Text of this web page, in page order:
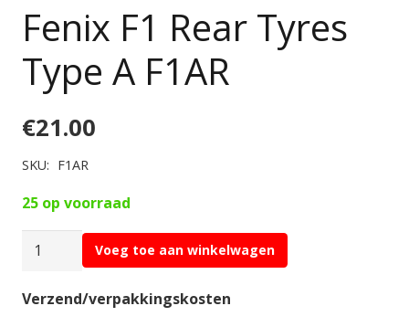
Fenix F1 Rear Tyres
Type A F1AR
€21.00
SKU: F1AR
25 op voorraad
Fenix
Rear
Voeg toe aan winkelwagen
Verzend/verpakkingskosten